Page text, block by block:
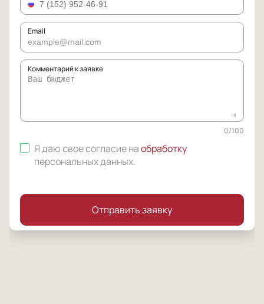
Email
Комментарий к заявке
0/100
Я даю свое согласие наобработку
персональных данных.
Отправить заявку